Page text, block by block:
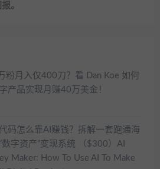
。
粉月入仅400刀？看 Dan Koe 如何
产品实现月赚40万美金！
码怎么靠AI赚钱？拆解一套跑通海
数字资产”变现系统 （$300）AI
Maker: How To Use AI To Make